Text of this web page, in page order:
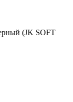
(JK SOFT